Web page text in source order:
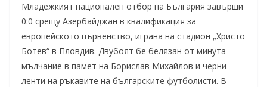
Младежкият национален отбор на България завърши
0:0 срещу Азербайджан в квалификация за
европейското първенство, играна на стадион „Христо
Ботев“ в Пловдив. Двубоят бе белязан от минута
мълчание в памет на Борислав Михайлов и черни
ленти на ръкавите на българските футболисти. В